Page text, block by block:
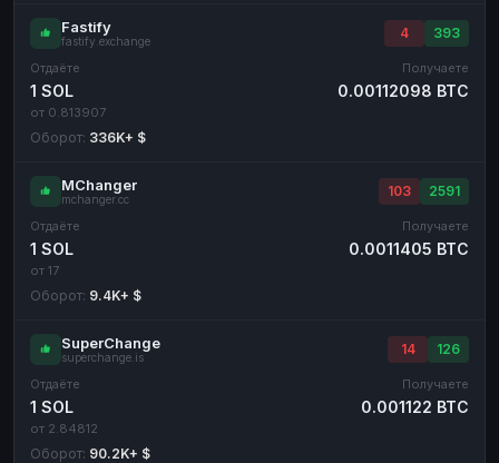
Fastify
fastify.exchange
4 393
Отдаёте
1 SOL
от 0.813907
Получаете
0.00112098 BTC
Оборот: 336K+ $
MChanger
mchanger.cc
103 2591
Отдаёте
1 SOL
от 17
Получаете
0.0011405 BTC
Оборот: 9.4K+ $
SuperChange
superchange.is
14 126
Отдаёте
1 SOL
от 2.84812
Получаете
0.001122 BTC
Оборот: 90.2K+ $